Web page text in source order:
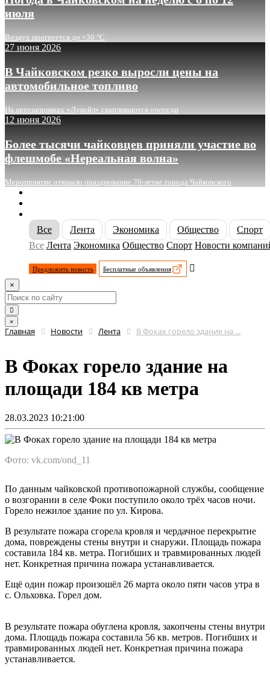
июля
Воздух прогреется до +30 °C
27 июня 2026
В Чайковском резко выросли цены на
автомобильное топливо
На автозаправках «Лукойл» скапливаются очереди
12 июня 2026
Более тысячи чайковцев приняли участие во
флешмобе «Нереальная волна»
Мероприятие открыло празднование 70-летие города Чайковского
Все
Лента Экономика Общество
Спорт
Все Лента Экономика Общество Спорт Новости
Предложить новость Бесплатные объявления
×
×
Главная Новости Лента В Фоках горело здание на ...
В Фоках горело здание на
площади 184 кв метра
28.03.2023 10:21:00
Фото: vk.com/ond_11
По данным чайковской противопожарной службы, сообщение
о возгорании в селе Фоки поступило около трёх часов ночи.
Горело нежилое здание по ул. Кирова.
В результате пожара сгорела кровля и чердачное перекрытие
дома, повреждены стены внутри и снаружи. Площадь пожара
составила 184 кв. метра. Погибших и травмированных людей
нет. Конкретная причина пожара устанавливается.
Ещё один пожар произошёл 26 марта около пяти часов утра в
с. Ольховка. Горел дом.
В результате пожара обуглена кровля, закопчены стены внутри
дома. Площадь пожара составила 56 кв. метров. Погибших и
травмированных людей нет. Конкретная причина пожара
устанавливается.